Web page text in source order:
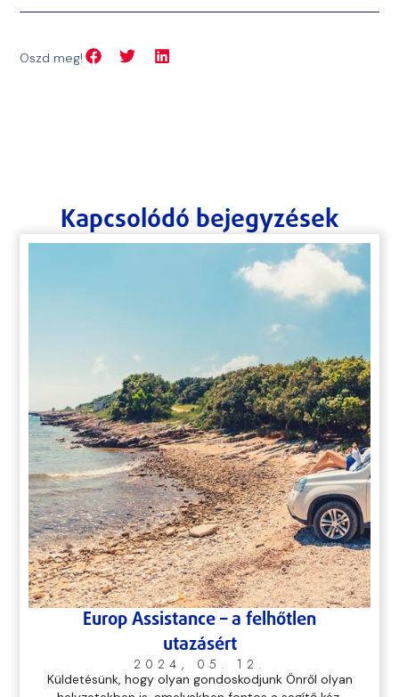
Oszd meg!
Kapcsolódó bejegyzések
Europ Assistance – a felhőtlen
utazásért
2024, 05. 12.
Küldetésünk, hogy olyan gondoskodjunk Önről olyan